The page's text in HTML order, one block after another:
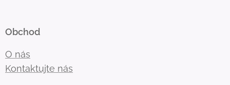
Obchod
O nás
Kontaktujte nás